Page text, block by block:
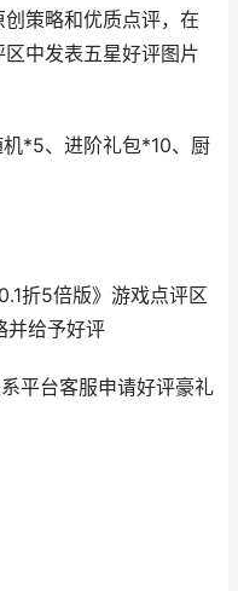
创策略和优质点评，在
区中发表五星好评图片
机*5、进阶礼包*10、厨
折5倍版》游戏点评区
并给予好评
平台客服申请好评豪礼